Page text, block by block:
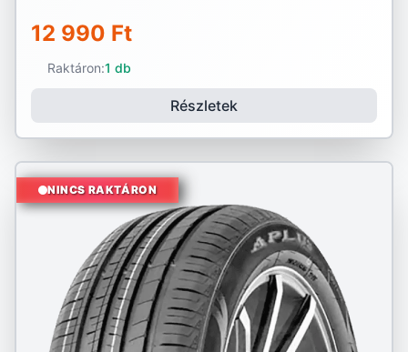
12 990 Ft
Raktáron:1 db
Részletek
NINCS RAKTÁRON